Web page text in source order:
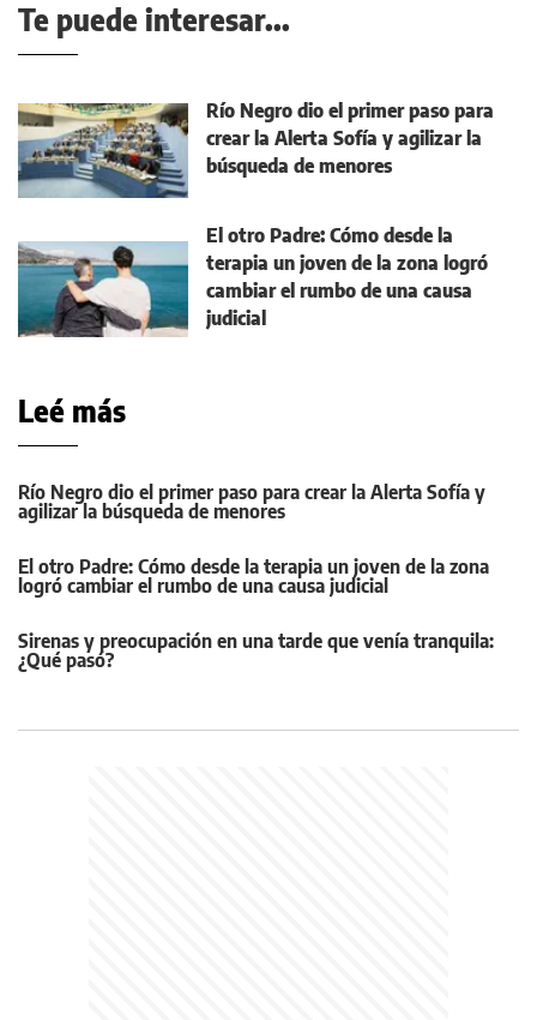
Te puede interesar...
Río Negro dio el primer paso para
crear la Alerta Sofía y agilizar la
búsqueda de menores
El otro Padre: Cómo desde la
terapia un joven de la zona logró
cambiar el rumbo de una causa
judicial
Leé más
Río Negro dio el primer paso para crear la Alerta Sofía y
agilizar la búsqueda de menores
El otro Padre: Cómo desde la terapia un joven de la zona
logró cambiar el rumbo de una causa judicial
Sirenas y preocupación en una tarde que venía tranquila:
¿Qué pasó?